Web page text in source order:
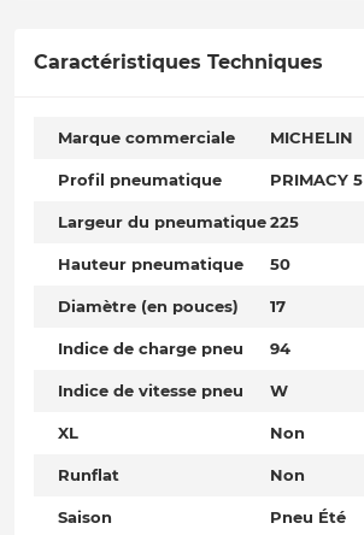
Caractéristiques Techniques
Marque commerciale MICHELIN
Profil pneumatique PRIMACY 5
Largeur du pneumatique225
Hauteur pneumatique 50
Diamètre (en pouces) 17
Indice de charge pneu 94
Indice de vitesse pneu W
XL Non
Runflat Non
Saison Pneu Été